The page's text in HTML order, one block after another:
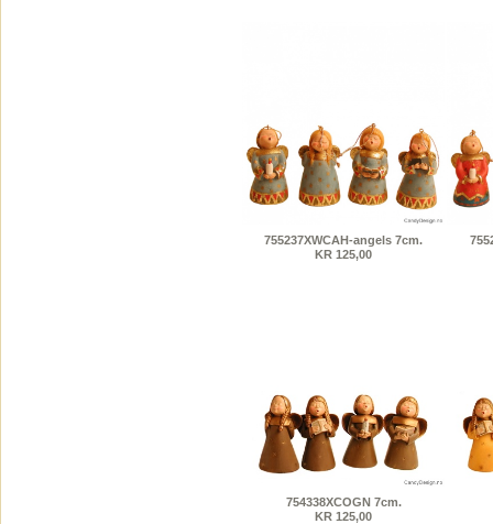
755237XWCAH-angels 7cm.
KR 125,00
754338XCOGN 7cm.
KR 125,00